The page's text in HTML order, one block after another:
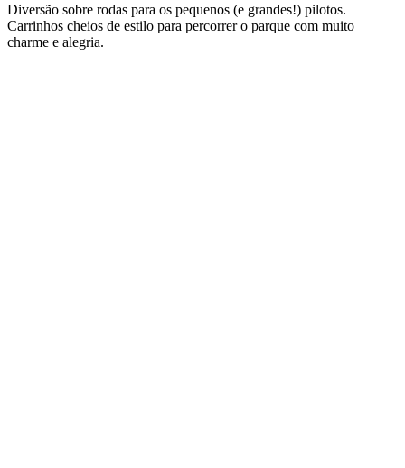
Diversão sobre rodas para os pequenos (e grandes!) pilotos.
Carrinhos cheios de estilo para percorrer o parque com muito
charme e alegria.